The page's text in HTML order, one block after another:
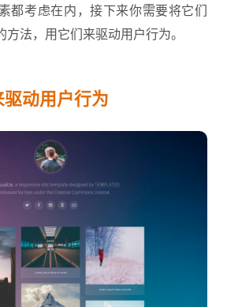
都考虑在内，接下来你需要将它们
法，用它们来驱动用户行为。
动用户行为